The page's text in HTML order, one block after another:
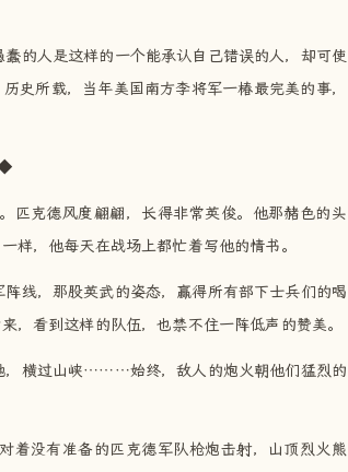
的人是这样的一个能承认自己错误的人，却可使
史所载，当年美国南方李将军一椿最完美的事，
匹克德风度翩翩，长得非常英俊。他那赭色的头
，他每天在战场上都忙着写他的情书。
线，那股英武的姿态，赢得所有部下士兵们的喝
，看到这样的队伍，也禁不住一阵低声的赞美。
，横过山峡………始终，敌人的炮火朝他们猛烈的
着没有准备的匹克德军队枪炮击射，山顶烈火熊